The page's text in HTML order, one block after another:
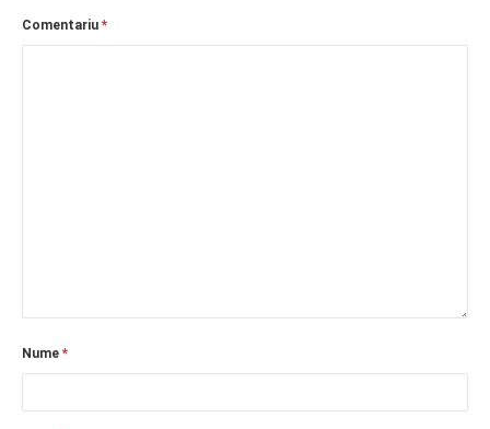
Comentariu *
Nume *